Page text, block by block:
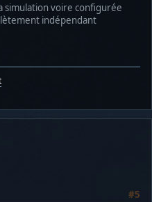
simulation voire configurée
indépendant
#5